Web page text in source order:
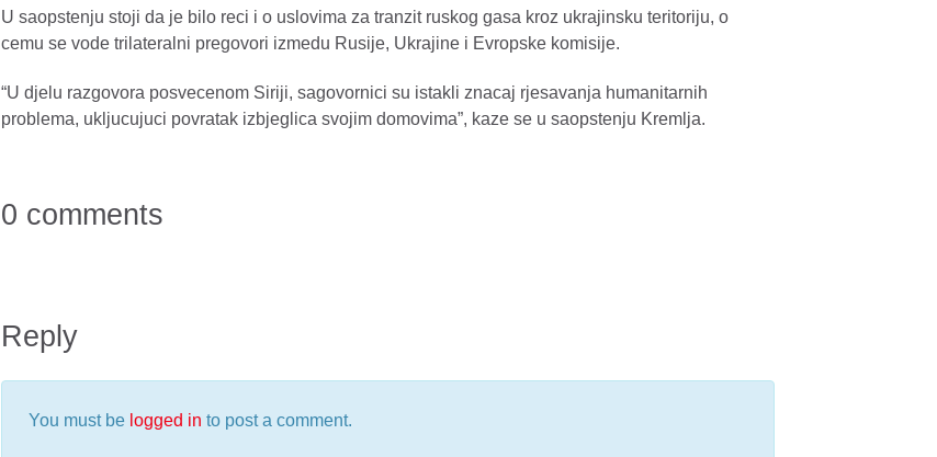
U saopstenju stoji da je bilo reci i o uslovima za tranzit ruskog gasa kroz ukrajinsku teritoriju, o
cemu se vode trilateralni pregovori izmedu Rusije, Ukrajine i Evropske komisije.
“U djelu razgovora posvecenom Siriji, sagovornici su istakli znacaj rjesavanja humanitarnih
problema, ukljucujuci povratak izbjeglica svojim domovima”, kaze se u saopstenju Kremlja.
0 comments
Reply
You must be logged in to post a comment.